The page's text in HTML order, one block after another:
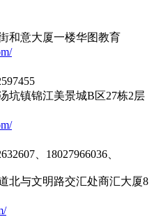
和意大厦一楼华图教育
坑镇锦江美景城B区27栋2层
、18027966036、
北与文明路交汇处商汇大厦8